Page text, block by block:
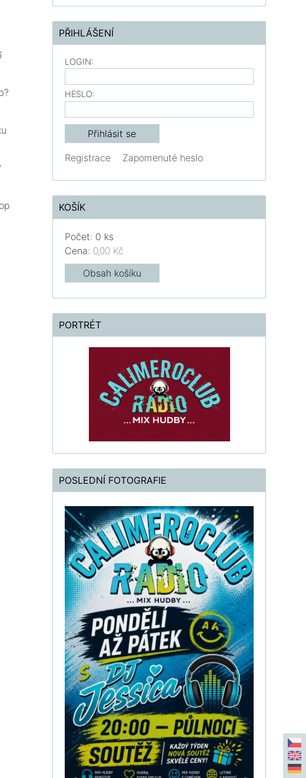
PŘIHLÁŠENÍ
LOGIN:
HESLO:
Registrace Zapomenuté heslo
KOŠÍK
Počet: 0 ks
Cena: 0,00 Kč
Obsah košíku
PORTRÉT
POSLEDNÍ FOTOGRAFIE